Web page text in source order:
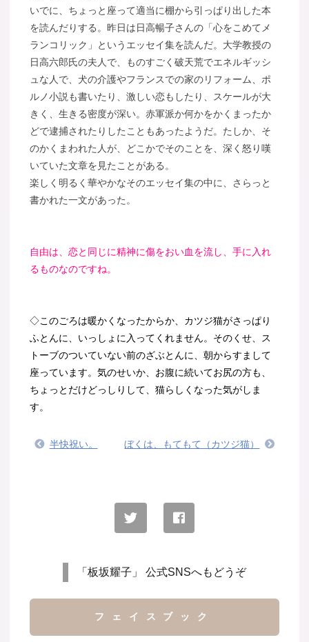
いでに、ちょっと座って適当に棚から引っぱり出した本
を読んだりする。昨日は日高暢子さんの「心をこめてメ
ランコリック」というエッセイ集を読んだ。大学教授の
日高六郎氏の夫人で、ものすごく破天荒でエネルギッシ
ュな人で、犬の介護やフランスでの家のリフォーム、ポ
ルノ小説も書いたり、激しい恋もしたり、スケールが大
きく、生きる密度が深い。赤軍派か何かをかくまったか
どで逮捕されたりしたこともあったようだ。たしか、そ
のかくまわれた人が、どこかでそのことを、深く怒り嘆
いていた文章を見たことがある。
楽しく明るく華やかなそのエッセイ集の中に、さらっと
書かれた一文があった。
自由は、恋と同じに精神に傷をおい血を流し、手に入れ
るものなのですね。
◇このごろは暖かくなったからか、カツジ猫がさっぱり
ふとんに、いっしょに入ってくれません。そのくせ、ス
トーブのついていない前のざぶとんに、朝からすまして
座っています。気のせいか、お腹に続いてお尻の方も、
ちょっとだけどっしりして、猫らしくなった気がしま
す。
半快祝い。 ぼくは、もてもて（カツジ猫）
「板坂耀子」 公式SNSへもどうぞ
フェイスブック